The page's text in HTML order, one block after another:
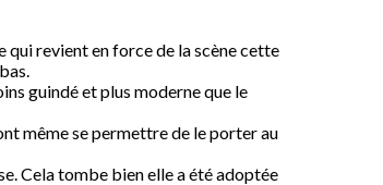
qui revient en force de la scène cette
guindé et plus moderne que le
même se permettre de le porter au
Cela tombe bien elle a été adoptée